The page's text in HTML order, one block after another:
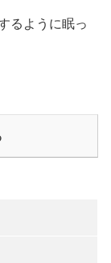
るように眠っ